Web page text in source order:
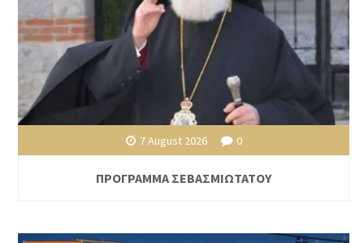
7 August 2026 0
ΠΡΟΓΡΑΜΜΑ ΣΕΒΑΣΜΙΩΤΑΤΟΥ